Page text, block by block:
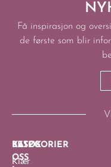
Få inspirasjon og
de første som blir
BESØK
OSS
KATEGORIER
Klær